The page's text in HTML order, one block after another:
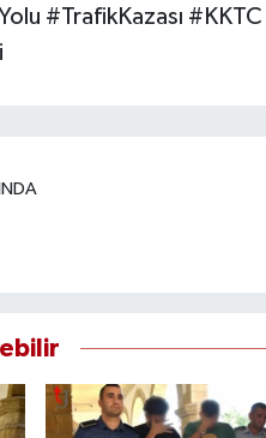
#TrafikKazası